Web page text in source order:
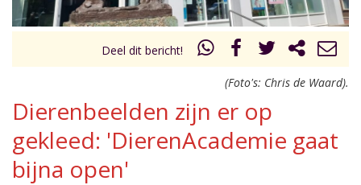
Deel dit bericht!
(Foto's: Chris de Waard).
Dierenbeelden zijn er op
gekleed: 'DierenAcademie gaat
bijna open'